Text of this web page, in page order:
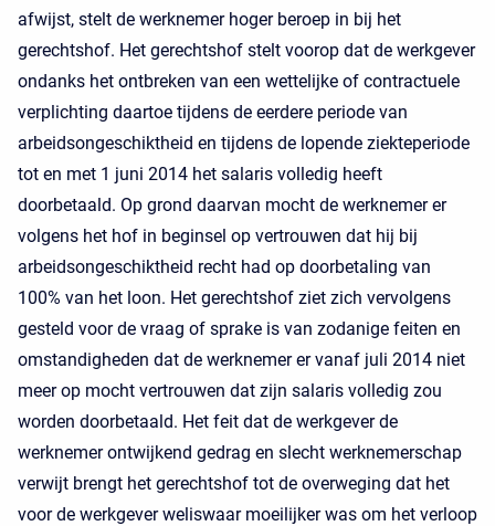
afwijst, stelt de werknemer hoger beroep in bij het
gerechtshof. Het gerechtshof stelt voorop dat de werkgever
ondanks het ontbreken van een wettelijke of contractuele
verplichting daartoe tijdens de eerdere periode van
arbeidsongeschiktheid en tijdens de lopende ziekteperiode
tot en met 1 juni 2014 het salaris volledig heeft
doorbetaald. Op grond daarvan mocht de werknemer er
volgens het hof in beginsel op vertrouwen dat hij bij
arbeidsongeschiktheid recht had op doorbetaling van
100% van het loon. Het gerechtshof ziet zich vervolgens
gesteld voor de vraag of sprake is van zodanige feiten en
omstandigheden dat de werknemer er vanaf juli 2014 niet
meer op mocht vertrouwen dat zijn salaris volledig zou
worden doorbetaald. Het feit dat de werkgever de
werknemer ontwijkend gedrag en slecht werknemerschap
verwijt brengt het gerechtshof tot de overweging dat het
voor de werkgever weliswaar moeilijker was om het verloop